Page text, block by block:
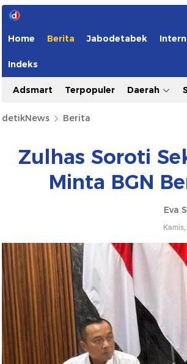
Home Berita Jabodetabek
Indeks
Adsmart Terpopuler Daerah
detikNews Berita
Zulhas Soroti
Minta BGN
Eva